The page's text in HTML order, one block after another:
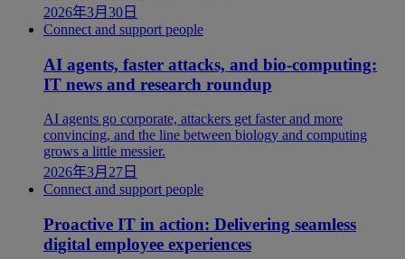
2026年3月30日
Connect and support people
AI agents, faster attacks, and bio-computing:
IT news and research roundup
AI agents go corporate, attackers get faster and more
convincing, and the line between biology and computing
grows a little messier.
2026年3月27日
Connect and support people
Proactive IT in action: Delivering seamless
digital employee experiences